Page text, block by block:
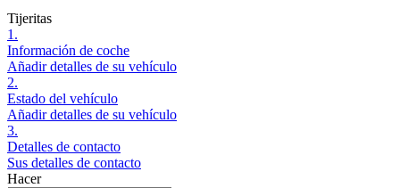
Tijeritas
1.
Información de coche
Añadir detalles de su vehículo
2.
Estado del vehículo
Añadir detalles de su vehículo
3.
Detalles de contacto
Sus detalles de contacto
Hacer